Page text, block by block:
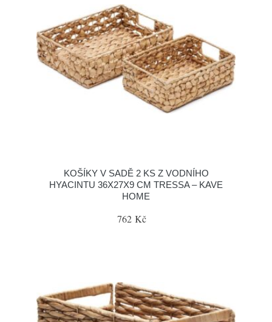
KOŠÍKY V SADĚ 2 KS Z VODNÍHO
HYACINTU 36X27X9 CM TRESSA – KAVE
HOME
762 Kč